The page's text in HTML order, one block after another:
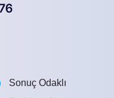
Sonuç Odaklı